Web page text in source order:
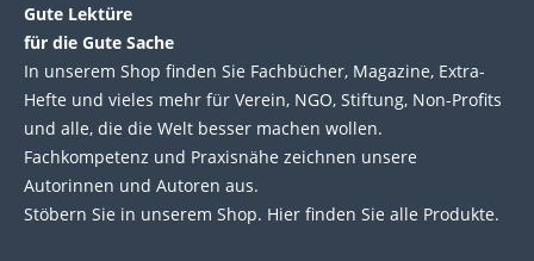
Gute Lektüre
für die Gute Sache
In unserem Shop finden Sie Fachbücher, Magazine, Extra-
Hefte und vieles mehr für Verein, NGO, Stiftung, Non-Profits
und alle, die die Welt besser machen wollen.
Fachkompetenz und Praxisnähe zeichnen unsere
Autorinnen und Autoren aus.
Stöbern Sie in unserem Shop. Hier finden Sie alle Produkte.